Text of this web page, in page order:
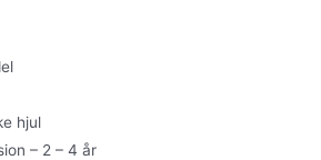
hjul
– 2 – 4 år